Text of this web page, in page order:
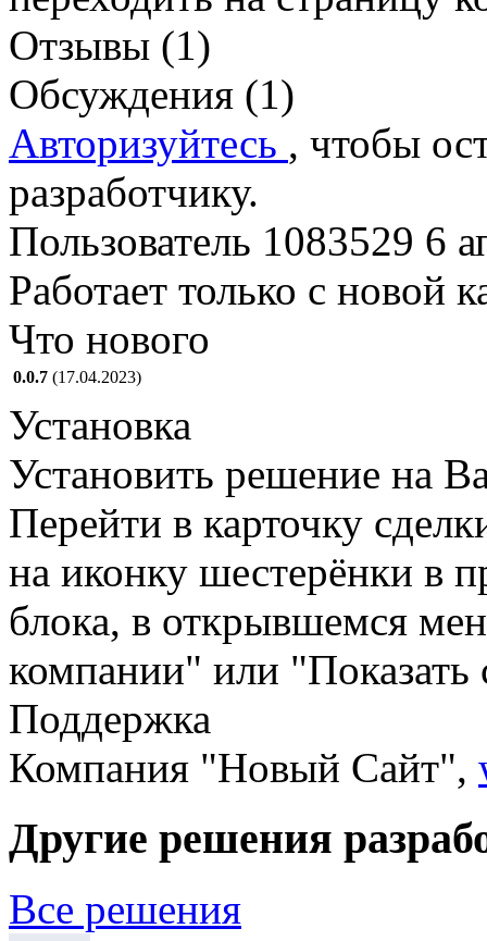
Отзывы (1)
Обсуждения (1)
Авторизуйтесь , чтобы
разработчику.
Пользователь 1083529 6
Работает только с новой
Что нового
0.0.7 (17.04.2023)
Установка
Установить решение на
Перейти в карточку
на иконку шестерёнки в
блока, в открывшемся
компании" или
Поддержка
Компания "Новый Сайт",
Другие решения
Все решения